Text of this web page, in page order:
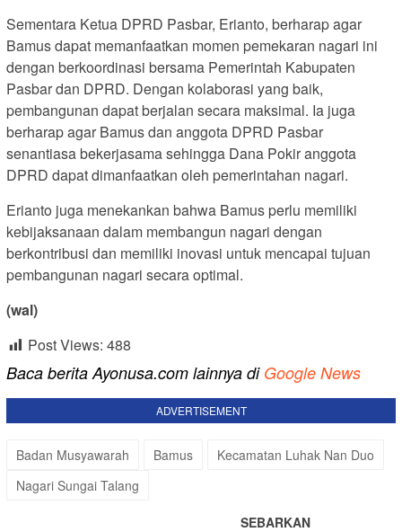
Sementara Ketua DPRD Pasbar, Erianto, berharap agar
Bamus dapat memanfaatkan momen pemekaran nagari ini
dengan berkoordinasi bersama Pemerintah Kabupaten
Pasbar dan DPRD. Dengan kolaborasi yang baik,
pembangunan dapat berjalan secara maksimal. Ia juga
berharap agar Bamus dan anggota DPRD Pasbar
senantiasa bekerjasama sehingga Dana Pokir anggota
DPRD dapat dimanfaatkan oleh pemerintahan nagari.
Erianto juga menekankan bahwa Bamus perlu memiliki
kebijaksanaan dalam membangun nagari dengan
berkontribusi dan memiliki inovasi untuk mencapai tujuan
pembangunan nagari secara optimal.
(wal)
Post Views: 488
Baca berita Ayonusa.com lainnya di Google News
ADVERTISEMENT
Badan Musyawarah Bamus
Kecamatan Luhak Nan Duo
Nagari Sungai Talang
SEBARKAN